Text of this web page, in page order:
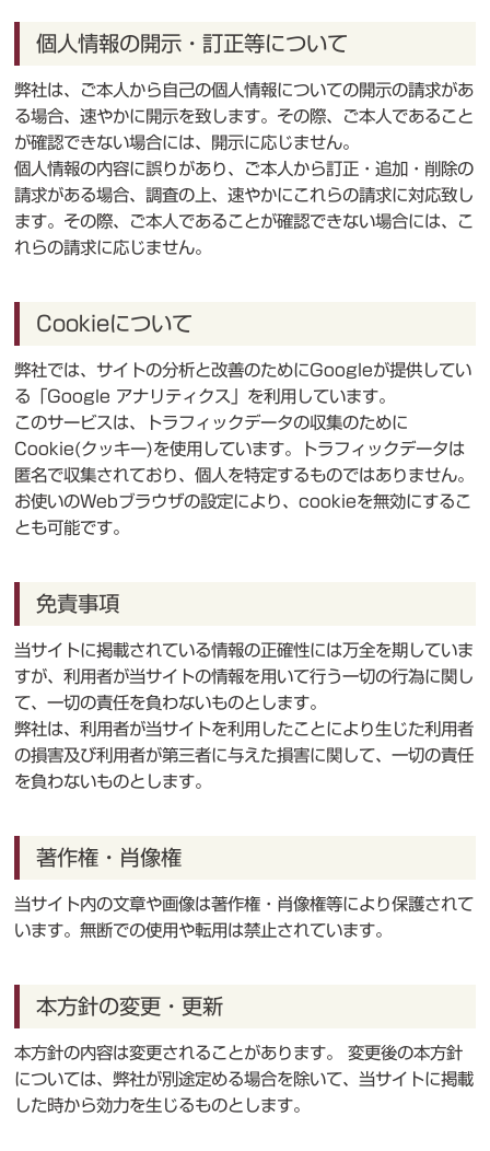
個人情報の開示・訂正等について
弊社は、ご本人から自己の個人情報についての開示の請求があ
る場合、速やかに開示を致します。その際、ご本人であること
が確認できない場合には、開示に応じません。
個人情報の内容に誤りがあり、ご本人から訂正・追加・削除の
請求がある場合、調査の上、速やかにこれらの請求に対応致し
ます。その際、ご本人であることが確認できない場合には、こ
れらの請求に応じません。
Cookieについて
弊社では、サイトの分析と改善のためにGoogleが提供してい
る「Google アナリティクス」を利用しています。
このサービスは、トラフィックデータの収集のために
Cookie(クッキー)を使用しています。トラフィックデータは
匿名で収集されており、個人を特定するものではありません。
お使いのWebブラウザの設定により、cookieを無効にするこ
とも可能です。
免責事項
当サイトに掲載されている情報の正確性には万全を期していま
すが、利用者が当サイトの情報を用いて行う一切の行為に関し
て、一切の責任を負わないものとします。
弊社は、利用者が当サイトを利用したことにより生じた利用者
の損害及び利用者が第三者に与えた損害に関して、一切の責任
を負わないものとします。
著作権・肖像権
当サイト内の文章や画像は著作権・肖像権等により保護されて
います。無断での使用や転用は禁止されています。
本方針の変更・更新
本方針の内容は変更されることがあります。 変更後の本方針
については、弊社が別途定める場合を除いて、当サイトに掲載
した時から効力を生じるものとします。